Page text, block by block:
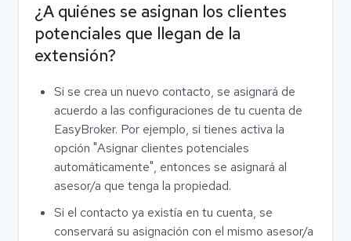
¿A quiénes se asignan los clientes
potenciales que llegan de la
extensión?
Si se crea un nuevo contacto, se asignará de
acuerdo a las configuraciones de tu cuenta de
EasyBroker. Por ejemplo, si tienes activa la
opción "Asignar clientes potenciales
automáticamente", entonces se asignará al
asesor/a que tenga la propiedad.
Si el contacto ya existía en tu cuenta, se
conservará su asignación con el mismo asesor/a